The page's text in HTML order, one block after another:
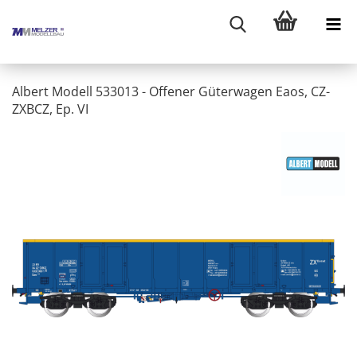
Albert Modell 533013 - Offener Güterwagen Eaos, CZ-
ZXBCZ, Ep. VI